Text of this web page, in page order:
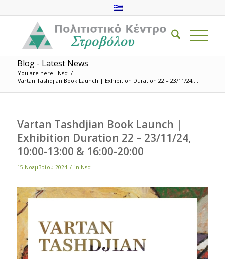
Blog - Latest News
You are here: Νέα /
Vartan Tashdjian Book Launch | Exhibition Duration 22 – 23/11/24,...
Vartan Tashdjian Book Launch |
Exhibition Duration 22 – 23/11/24,
10:00-13:00 & 16:00-20:00
15 Νοεμβρίου 2024 / in Νέα